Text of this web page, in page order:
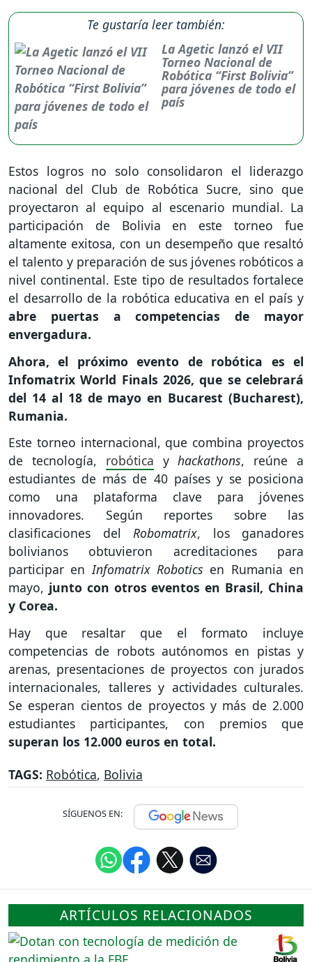
Te gustaría leer también:
La Agetic lanzó el VII
Torneo Nacional de
Robótica “First Bolivia”
para jóvenes de todo el
país
Estos logros no solo consolidaron el liderazgo
nacional del Club de Robótica Sucre, sino que
proyectaron al equipo al escenario mundial. La
participación de Bolivia en este torneo fue
altamente exitosa, con un desempeño que resaltó
el talento y preparación de sus jóvenes robóticos a
nivel continental. Este tipo de resultados fortalece
el desarrollo de la robótica educativa en el país y
abre puertas a competencias de mayor
envergadura.
Ahora, el próximo evento de robótica es el
Infomatrix World Finals 2026, que se celebrará
del 14 al 18 de mayo en Bucarest (Bucharest),
Rumania.
Este torneo internacional, que combina proyectos
de tecnología, robótica yhackathons, reúne a
estudiantes de más de 40 países y se posiciona
como una plataforma clave para jóvenes
innovadores. Según reportes sobre las
clasificaciones del Robomatrix, los ganadores
bolivianos obtuvieron acreditaciones para
participar enInfomatrix Robotics en Rumania en
mayo, junto con otros eventos en Brasil, China
y Corea.
Hay que resaltar que el formato incluye
competencias de robots autónomos en pistas y
arenas, presentaciones de proyectos con jurados
internacionales, talleres y actividades culturales.
Se esperan cientos de proyectos y más de 2.000
estudiantes participantes, con premios que
superan los 12.000 euros en total.
TAGS: Robótica, Bolivia
SÍGUENOS EN:
ARTÍCULOS RELACIONADOS